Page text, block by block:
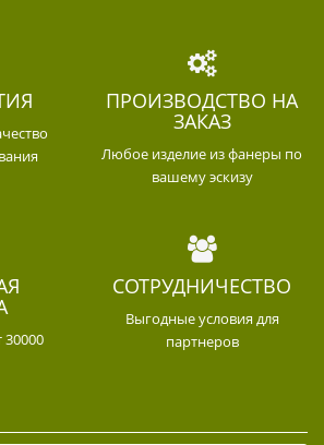
ПРОИЗВОДСТВО НА
ЗАКАЗ
Любое изделие из фанеры по
вашему эскизу
30000
СОТРУДНИЧЕСТВО
Выгодные условия для
партнеров